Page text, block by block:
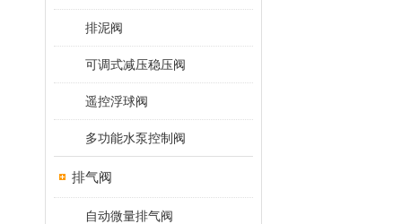
排泥阀
可调式减压稳压阀
遥控浮球阀
多功能水泵控制阀
排气阀
自动微量排气阀